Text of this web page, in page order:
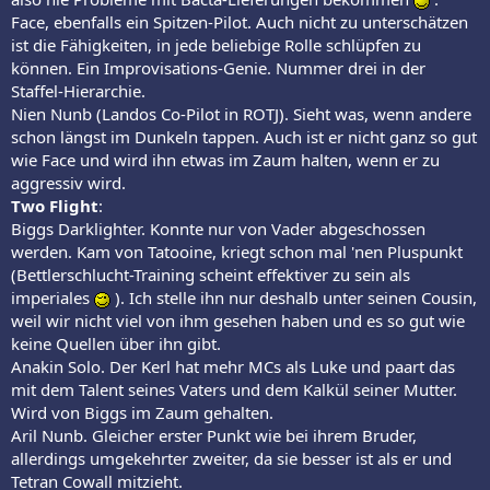
Face, ebenfalls ein Spitzen-Pilot. Auch nicht zu unterschätzen
ist die Fähigkeiten, in jede beliebige Rolle schlüpfen zu
können. Ein Improvisations-Genie. Nummer drei in der
Staffel-Hierarchie.
Nien Nunb (Landos Co-Pilot in ROTJ). Sieht was, wenn andere
schon längst im Dunkeln tappen. Auch ist er nicht ganz so gut
wie Face und wird ihn etwas im Zaum halten, wenn er zu
aggressiv wird.
Two Flight:
Biggs Darklighter. Konnte nur von Vader abgeschossen
werden. Kam von Tatooine, kriegt schon mal 'nen Pluspunkt
(Bettlerschlucht-Training scheint effektiver zu sein als
imperiales
). Ich stelle ihn nur deshalb unter seinen Cousin,
weil wir nicht viel von ihm gesehen haben und es so gut wie
keine Quellen über ihn gibt.
Anakin Solo. Der Kerl hat mehr MCs als Luke und paart das
mit dem Talent seines Vaters und dem Kalkül seiner Mutter.
Wird von Biggs im Zaum gehalten.
Aril Nunb. Gleicher erster Punkt wie bei ihrem Bruder,
allerdings umgekehrter zweiter, da sie besser ist als er und
Tetran Cowall mitzieht.